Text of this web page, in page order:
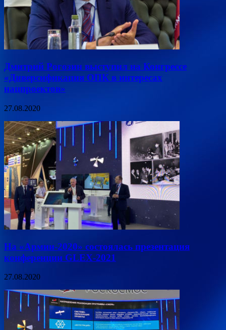
Дмитрий Рогозин выступил на Конгрессе
«Диверсификация ОПК в интересах
нацпроектов»
27.08.2020
На «Армии-2020» состоялась презентация
конференции GLEX-2021
27.08.2020